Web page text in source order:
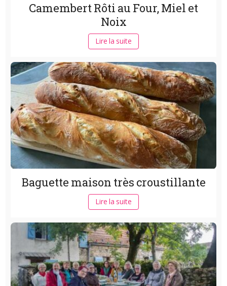
Camembert Rôti au Four, Miel et
Noix
Lire la suite
Baguette maison très croustillante
Lire la suite